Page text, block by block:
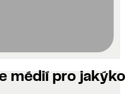
médií pro